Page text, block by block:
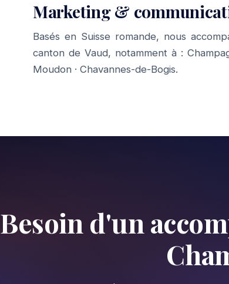
Marketing &
Basés en Suisse romande, nous
canton de Vaud, notamment à :
Moudon · Chavannes-de-Bogis.
Besoin d'un